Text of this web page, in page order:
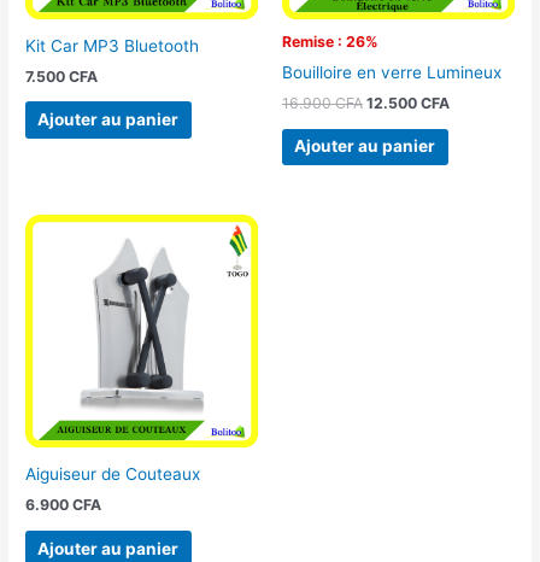
Kit Car MP3 Bluetooth
7.500CFA
Ajouter au panier
Remise : 26%
Bouilloire en verre Lumineux
16.900CFA 12.500 CFA
Ajouter au panier
Aiguiseur de Couteaux
6.900CFA
Ajouter au panier